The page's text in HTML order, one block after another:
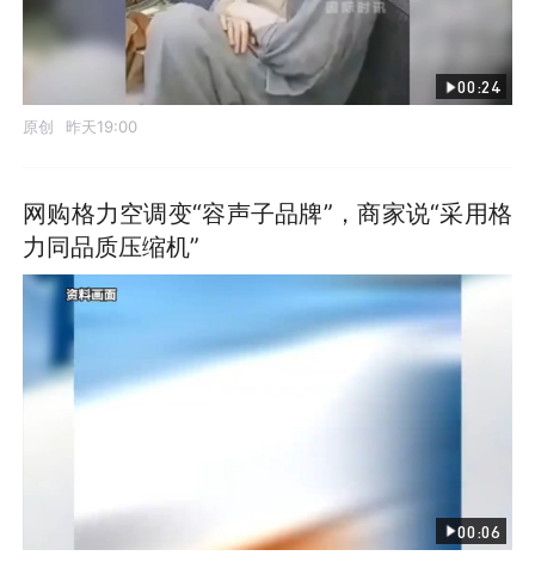
00:24
原创 昨天19:00
网购格力空调变“容声子品牌”，商家说“采用格
力同品质压缩机”
00:06